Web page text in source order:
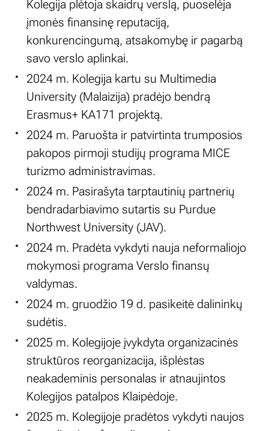
Kolegija plėtoja skaidrų verslą, puoselėja
įmonės finansinę reputaciją,
konkurencingumą, atsakomybę ir pagarbą
savo verslo aplinkai.
2024 m. Kolegija kartu su Multimedia
University (Malaizija) pradėjo bendrą
Erasmus+ KA171 projektą.
2024 m. Paruošta ir patvirtinta trumposios
pakopos pirmoji studijų programa MICE
turizmo administravimas.
2024 m. Pasirašyta tarptautinių partnerių
bendradarbiavimo sutartis su Purdue
Northwest University (JAV).
2024 m. Pradėta vykdyti nauja neformaliojo
mokymosi programa Verslo finansų
valdymas.
2024 m. gruodžio 19 d. pasikeitė dalininkų
sudėtis.
2025 m. Kolegijoje įvykdyta organizacinės
struktūros reorganizacija, išplėstas
neakademinis personalas ir atnaujintos
Kolegijos patalpos Klaipėdoje.
2025 m. Kolegijoje pradėtos vykdyti naujos